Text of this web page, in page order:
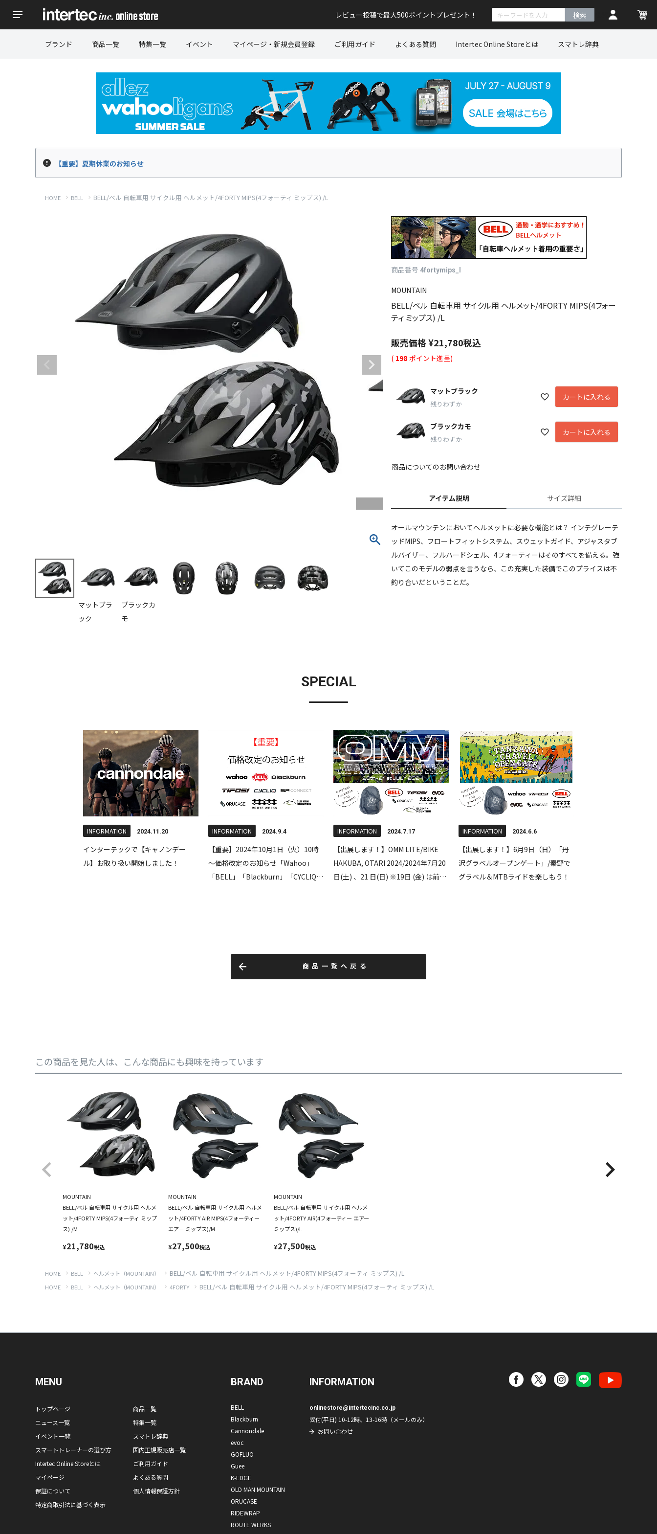
レビュー投稿で最大500ポイントプレゼント！
ブランド 商品一覧 特集一覧 イベント マイページ・新規会員登録 ご利用ガイド よくある質問 Intertec Online Storeとは スマトレ辞典
【重要】夏期休業のお知らせ
HOME BELL BELL/ベル 自転車用 サイクル用 ヘルメット/4FORTY MIPS(4フォーティ ミップス) /L
マットブラ
ック
ブラックカ
モ
商品番号 4fortymips_l
MOUNTAIN
BELL/ベル 自転車用 サイクル用 ヘルメット/4FORTY MIPS(4フォー
ティ ミップス) /L
販売価格¥21,780税込
( 198 ポイント進呈)
マットブラック
残りわずか
カートに入れる
ブラックカモ
残りわずか
カートに入れる
商品についてのお問い合わせ
アイテム説明 サイズ詳細
オールマウンテンにおいてヘルメットに必要な機能とは？ インテグレーテ
ッドMIPS、フロートフィットシステム、スウェットガイド、アジャスタブ
ルバイザー、フルハードシェル、4フォーティーはそのすべてを備える。強
いてこのモデルの弱点を言うなら、この充実した装備でこのプライスは不
釣り合いだということだ。
SPECIAL
商品一覧へ戻る
この商品を見た人は、こんな商品にも興味を持っています
MOUNTAIN
BELL/ベル 自転車用 サイクル用 ヘルメ
ット/4FORTY MIPS(4フォーティ ミップ
ス) /M
¥21,780税込
MOUNTAIN
BELL/ベル 自転車用 サイクル用 ヘルメ
ット/4FORTY AIR MIPS(4フォーティー
エアー ミップス)/M
¥27,500税込
MOUNTAIN
BELL/ベル 自転車用 サイクル用 ヘルメ
ット/4FORTY AIR(4フォーティー エアー
ミップス)/L
¥27,500税込
HOME BELL ヘルメット（MOUNTAIN） BELL/ベル 自転車用 サイクル用 ヘルメット/4FORTY MIPS(4フォーティ ミップス) /L
HOME BELL ヘルメット（MOUNTAIN） 4FORTY BELL/ベル 自転車用 サイクル用 ヘルメット/4FORTY MIPS(4フォーティ ミップス) /L
MENU
トップページ
商品一覧
ニュース一覧
特集一覧
イベント一覧
スマトレ辞典
スマートトレーナーの選び方
国内正規販売店一覧
Intertec Online Storeとは
ご利用ガイド
マイページ
よくある質問
保証について
個人情報保護方針
特定商取引法に基づく表示
BRAND
BELL
Blackburn
Cannondale
evoc
GOFLUO
Guee
K-EDGE
OLD MAN MOUNTAIN
ORUCASE
RIDEWRAP
ROUTE WERKS
INFORMATION
onlinestore@intertecinc.co.jp
受付(平日) 10-12時、13-16時（メールのみ）
お問い合わせ